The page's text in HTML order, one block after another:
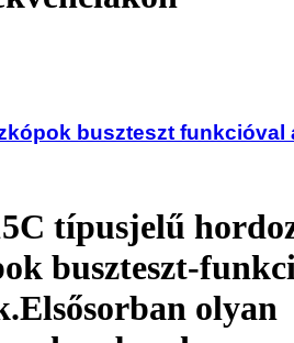
buszteszt funkcióval
típusjelű
buszteszt-
olyan